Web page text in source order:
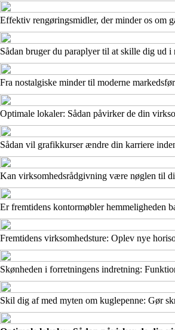
Effektiv rengøringsmidler, der minder os om
Sådan bruger du paraplyer til at skille dig ud i
Fra nostalgiske minder til moderne
Optimale lokaler: Sådan påvirker de din
Sådan vil grafikkurser ændre din karriere
Kan virksomhedsrådgivning være nøglen til
Er fremtidens kontormøbler hemmeligheden
Fremtidens virksomhedsture: Oplev nye
Skønheden i forretningens indretning:
Skil dig af med myten om kuglepenne: Gør